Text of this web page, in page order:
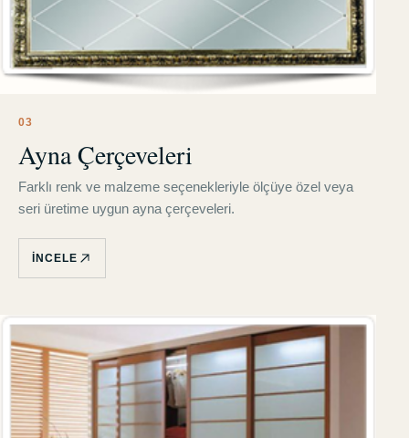
03
Ayna Çerçeveleri
Farklı renk ve malzeme seçenekleriyle ölçüye özel veya
seri üretime uygun ayna çerçeveleri.
İNCELE